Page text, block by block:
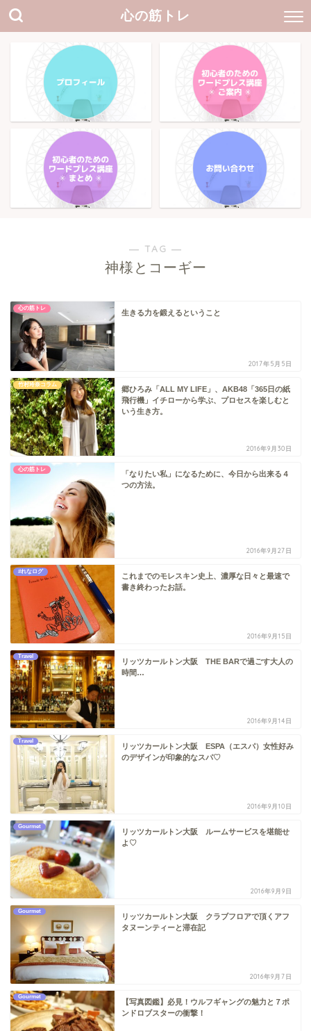
心の筋トレ
― TAG ―
神様とコーギー
心の筋トレ
生きる力を鍛えるということ
2017年5月5日
竹村玲奈コラム
郷ひろみ「ALL MY LIFE」、AKB48「365日の紙
飛行機」イチローから学ぶ、プロセスを楽しむと
いう生き方。
2016年9月30日
心の筋トレ
「なりたい私」になるために、今日から出来る４
つの方法。
2016年9月27日
#れなログ
これまでのモレスキン史上、濃厚な日々と最速で
書き終わったお話。
2016年9月15日
Travel
リッツカールトン大阪 THE BARで過ごす大人の
時間…
2016年9月14日
Travel
リッツカールトン大阪 ESPA（エスパ）女性好み
のデザインが印象的なスパ♡
2016年9月10日
Gourmet
リッツカールトン大阪 ルームサービスを堪能せ
よ♡
2016年9月9日
Gourmet
リッツカールトン大阪 クラブフロアで頂くアフ
タヌーンティーと滞在記
2016年9月7日
Gourmet
【写真図鑑】必見！ウルフギャングの魅力と７ポ
ンドロブスターの衝撃！